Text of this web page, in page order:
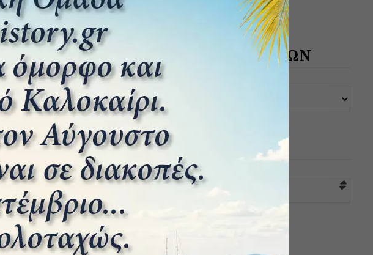
ΑΡΧΕΙΟ ΔΗΜΟΣΙΕΥΣΕΩΝ
ΚΑΤΗΓΟΡΙΕΣ
Επιλογή κατηγορίας